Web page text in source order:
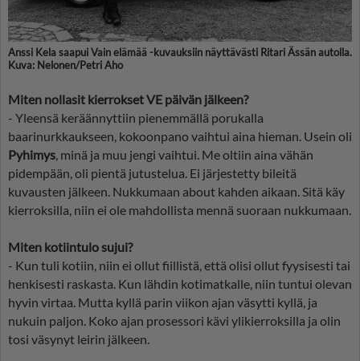
Anssi Kela saapui Vain elämää -kuvauksiin näyttävästi Ritari Ässän autolla.
Kuva: Nelonen/Petri Aho
Miten nollasit kierrokset VE päivän jälkeen?
- Yleensä keräännyttiin pienemmällä porukalla
baarinurkkaukseen, kokoonpano vaihtui aina hieman. Usein oli
Pyhimys, minä ja muu jengi vaihtui. Me oltiin aina vähän
pidempään, oli pientä jutustelua. Ei järjestetty bileitä
kuvausten jälkeen. Nukkumaan about kahden aikaan. Sitä käy
kierroksilla, niin ei ole mahdollista mennä suoraan nukkumaan.
Miten kotiintulo sujui?
- Kun tuli kotiin, niin ei ollut fiillistä, että olisi ollut fyysisesti tai
henkisesti raskasta. Kun lähdin kotimatkalle, niin tuntui olevan
hyvin virtaa. Mutta kyllä parin viikon ajan väsytti kyllä, ja
nukuin paljon. Koko ajan prosessori kävi ylikierroksilla ja olin
tosi väsynyt leirin jälkeen.